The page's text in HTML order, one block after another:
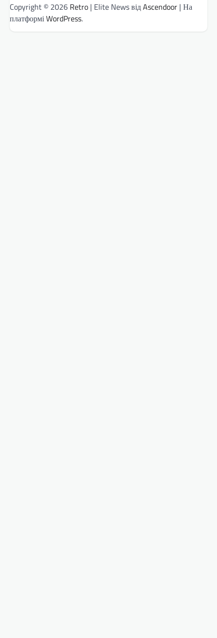
Copyright © 2026 Retro | Elite News відAscendoor | На
платформіWordPress.